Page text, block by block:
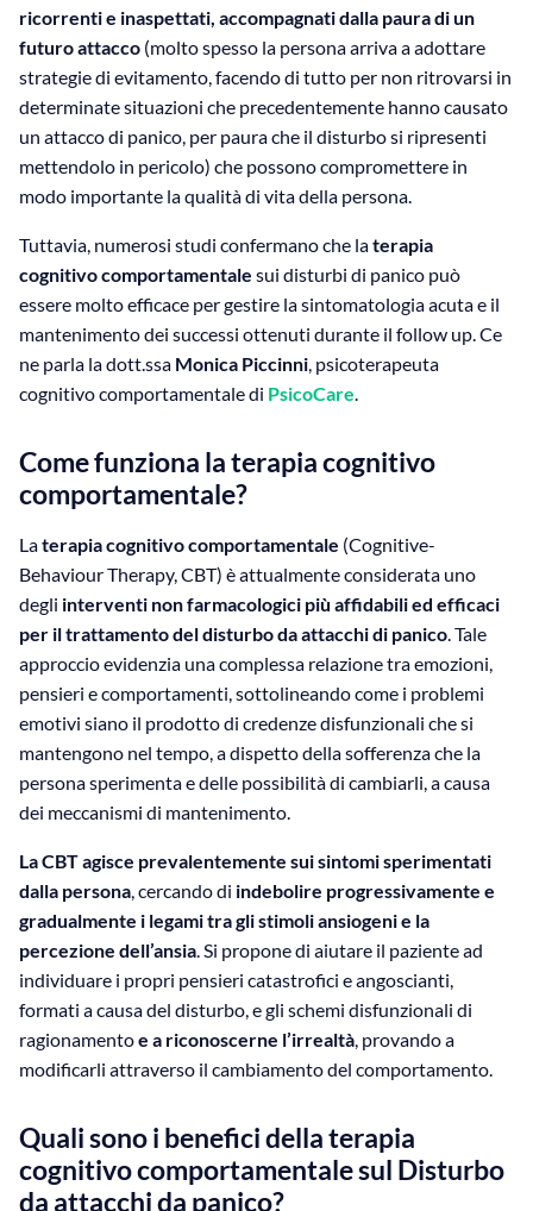
ricorrenti e inaspettati, accompagnati dalla paura di un
futuro attacco (molto spesso la persona arriva a adottare
strategie di evitamento, facendo di tutto per non ritrovarsi in
determinate situazioni che precedentemente hanno causato
un attacco di panico, per paura che il disturbo si ripresenti
mettendolo in pericolo) che possono compromettere in
modo importante la qualità di vita della persona.
Tuttavia, numerosi studi confermano che laterapia
cognitivo comportamentale sui disturbi di panico può
essere molto efficace per gestire la sintomatologia acuta e il
mantenimento dei successi ottenuti durante il follow up. Ce
ne parla la dott.ssa Monica Piccinni , psicoterapeuta
cognitivo comportamentale di PsicoCare
Come funziona la terapia cognitivo
comportamentale?
Laterapia cognitivo comportamentale (Cognitive-
Behaviour Therapy, CBT) è attualmente considerata uno
degli interventi non farmacologici più affidabili ed efficaci
per il trattamento del disturbo da attacchi di panico . Tale
approccio evidenzia una complessa relazione tra emozioni,
pensieri e comportamenti, sottolineando come i problemi
emotivi siano il prodotto di credenze disfunzionali che si
mantengono nel tempo, a dispetto della sofferenza che la
persona sperimenta e delle possibilità di cambiarli, a causa
dei meccanismi di mantenimento.
La CBT agisce prevalentemente sui sintomi sperimentati
dalla persona , cercando di indebolire progressivamente e
gradualmente i legami tra gli stimoli ansiogeni e la
percezione dell’ansia . Si propone di aiutare il paziente ad
individuare i propri pensieri catastrofici e angoscianti,
formati a causa del disturbo, e gli schemi disfunzionali di
ragionamentoe a riconoscerne l’irrealtà , provando a
modificarli attraverso il cambiamento del comportamento.
Quali sono i benefici della terapia
cognitivo comportamentale sul Disturbo
da attacchi da panico?